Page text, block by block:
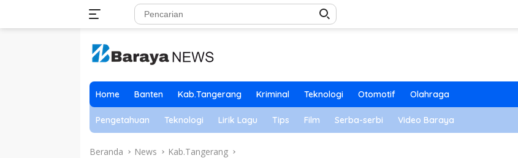
Home Banten Kab.Tangerang Kriminal Teknologi Otomotif Olahraga
Pengetahuan Teknologi Lirik Lagu Tips Film Serba-serbi Video Baraya
Beranda News Kab.Tangerang